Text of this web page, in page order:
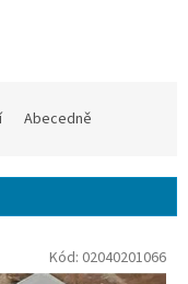
Abecedně
Kód: 02040201066